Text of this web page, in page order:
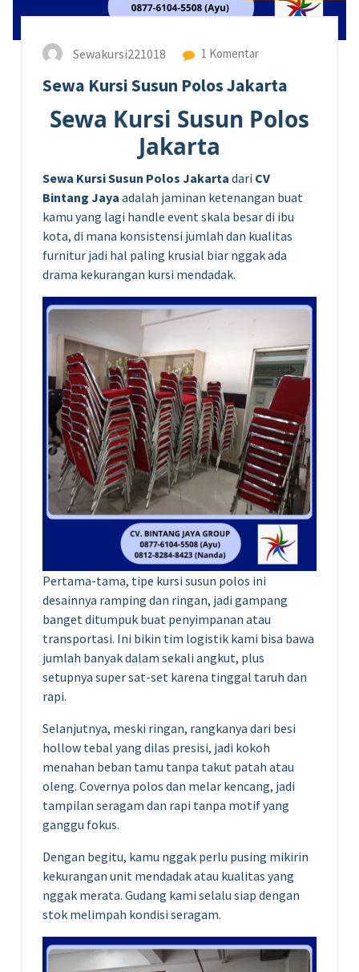
Sewakursi221018 1 Komentar
Sewa Kursi Susun Polos Jakarta
Sewa Kursi Susun Polos
Jakarta
Sewa Kursi Susun Polos Jakarta dari CV
Bintang Jaya adalah jaminan ketenangan buat
kamu yang lagi handle event skala besar di ibu
kota, di mana konsistensi jumlah dan kualitas
furnitur jadi hal paling krusial biar nggak ada
drama kekurangan kursi mendadak.
Pertama-tama, tipe kursi susun polos ini
desainnya ramping dan ringan, jadi gampang
banget ditumpuk buat penyimpanan atau
transportasi. Ini bikin tim logistik kami bisa bawa
jumlah banyak dalam sekali angkut, plus
setupnya super sat-set karena tinggal taruh dan
rapi.
Selanjutnya, meski ringan, rangkanya dari besi
hollow tebal yang dilas presisi, jadi kokoh
menahan beban tamu tanpa takut patah atau
oleng. Covernya polos dan melar kencang, jadi
tampilan seragam dan rapi tanpa motif yang
ganggu fokus.
Dengan begitu, kamu nggak perlu pusing mikirin
kekurangan unit mendadak atau kualitas yang
nggak merata. Gudang kami selalu siap dengan
stok melimpah kondisi seragam.